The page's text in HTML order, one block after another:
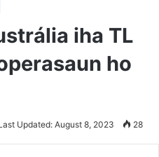
iha TL
ho
Updated: August 8, 2023 28